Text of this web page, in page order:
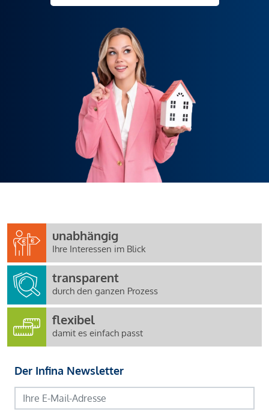
unabhängig
Ihre Interessen im Blick
transparent
durch den ganzen Prozess
flexibel
damit es einfach passt
Der Infina Newsletter